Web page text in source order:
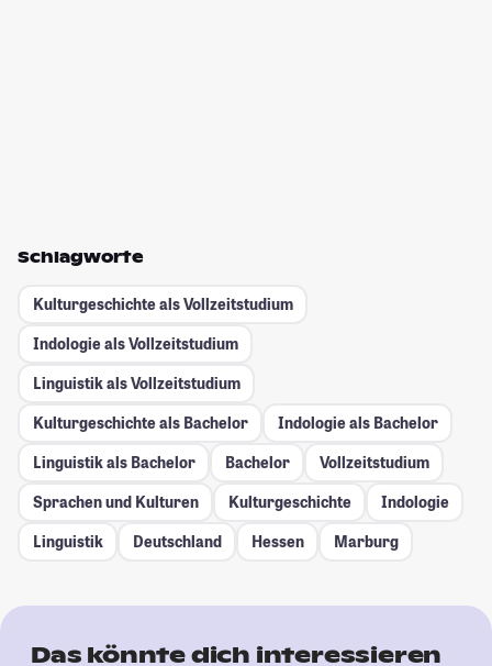
Schlagworte
Kulturgeschichte als Vollzeitstudium
Indologie als Vollzeitstudium
Linguistik als Vollzeitstudium
Kulturgeschichte als Bachelor
Indologie als Bachelor
Linguistik als Bachelor
Bachelor
Vollzeitstudium
Sprachen und Kulturen
Kulturgeschichte
Indologie
Linguistik
Deutschland Hessen Marburg
Das könnte dich interessieren